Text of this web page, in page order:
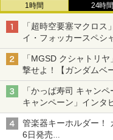
1時間 24時間
「超時空要塞マクロ
イ・フォッカースペシ
「MGSD クシャトリ
撃せよ！【ガンダムベ
「かっぱ寿司 キャン
キャンペーン」インタ
子どもが楽しめるかっ
追求
管楽器キーホルダー！
6日発売